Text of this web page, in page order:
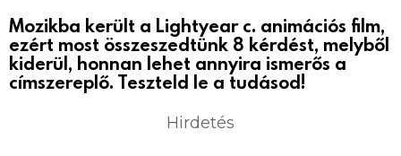
Mozikba került a Lightyear c. animációs film,
ezért most összeszedtünk 8 kérdést, melyből
kiderül, honnan lehet annyira ismerős a
címszereplő. Teszteld le a tudásod!
Hirdetés